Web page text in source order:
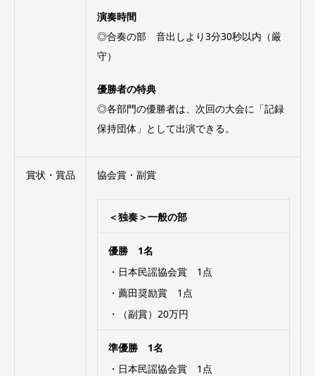
演奏時間
◎合奏の部 音出しより3分30秒以内（厳
守）
優勝者の特典
◎各部門の優勝者は、次回の大会に「記録
保持団体」として出演できる。
賞状・賞品 協会賞・副賞
＜独奏＞一般の部
優勝 1名
・日本民謡協会賞 1点
・薦田奨励賞 1点
・（副賞）20万円
準優勝 1名
・日本民謡協会賞 1点